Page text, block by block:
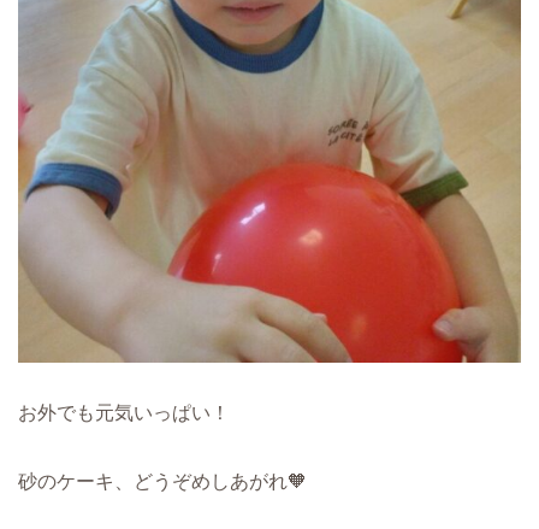
お外でも元気いっぱい！
砂のケーキ、どうぞめしあがれ🧡